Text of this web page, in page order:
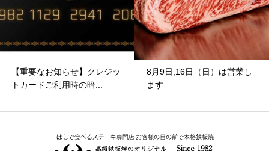
8月9日,16日（日）は営業し
ます
宇都宮で歓送迎会なら鉄板焼
きステーキ世里花｜貸...